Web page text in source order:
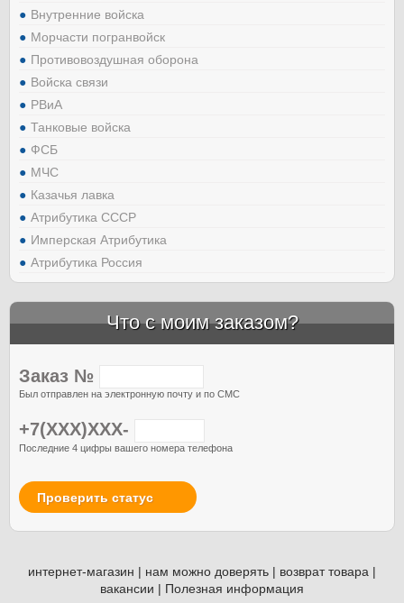
Внутренние войска
Морчасти погранвойск
Противовоздушная оборона
Войска связи
РВиА
Танковые войска
ФСБ
МЧС
Казачья лавка
Атрибутика СССР
Имперская Атрибутика
Атрибутика Россия
Что с моим заказом?
Заказ №
Был отправлен на электронную почту и по СМС
+7(XXX)XXX-
Последние 4 цифры вашего номера телефона
Проверить статус
интернет-магазин | нам можно доверять | возврат товара |
вакансии | Полезная информация